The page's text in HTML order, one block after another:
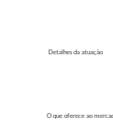
Detalhes da atuação
O que oferece ao